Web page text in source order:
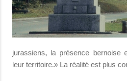
jurassiens, la présence bernoise
leur territoire.» La réalité est plus